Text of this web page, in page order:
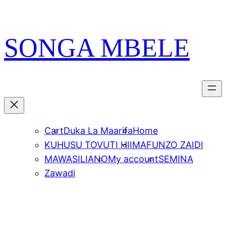
content
SONGA MBELE
CartDuka La MaarifaHome
KUHUSU TOVUTI HIIMAFUNZO ZAIDI
MAWASILIANOMy accountSEMINA
Zawadi